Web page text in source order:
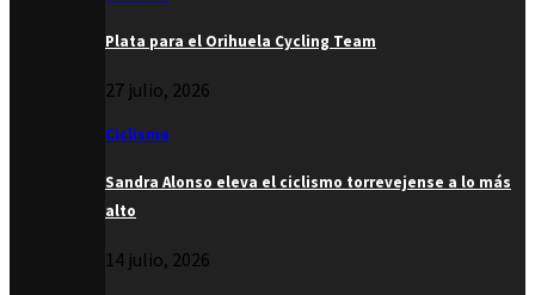
Plata para el Orihuela Cycling Team
27 julio, 2026
Ciclismo
Sandra Alonso eleva el ciclismo torrevejense a lo más
alto
14 julio, 2026